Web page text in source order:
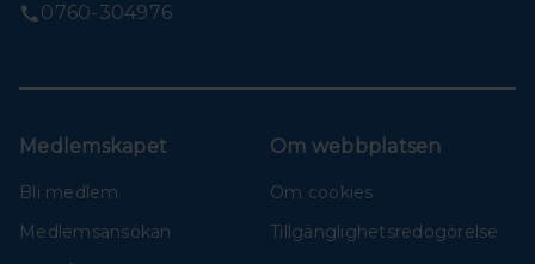
0760-304976
Medlemskapet
Bli medlem
Medlemsansökan
Om webbplatsen
Om cookies
Tillgänglighetsredogörelse